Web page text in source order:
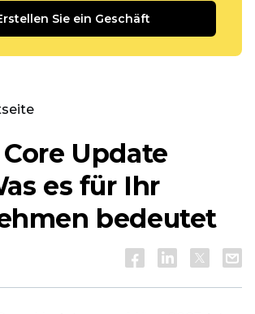
Sie ein Geschäft
Update
es für Ihr
bedeutet